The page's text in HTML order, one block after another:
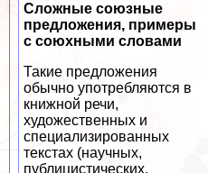
Сложные союзные
предложения, примеры
с союхными словами
Такие предложения
обычно употрeбляются в
книжной речи,
художественных и
специализированных
текстах (научных,
публицистических,